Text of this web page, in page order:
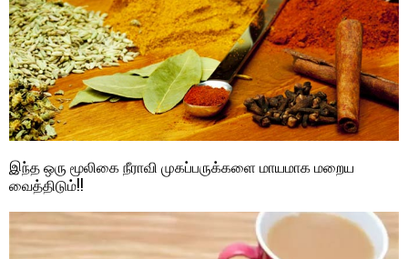
இந்த ஒரு மூலிகை நீராவி முகப்பருக்களை மாயமாக மறைய
வைத்திடும்!!